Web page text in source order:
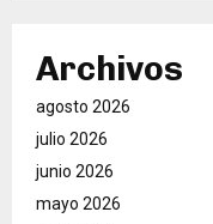
Archivos
agosto 2026
julio 2026
junio 2026
mayo 2026